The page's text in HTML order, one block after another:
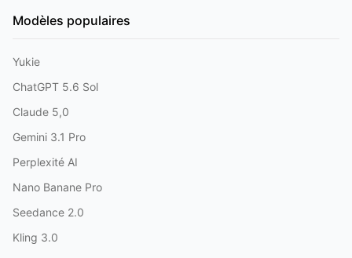
Modèles populaires
Yukie
ChatGPT 5.6 Sol
Claude 5,0
Gemini 3.1 Pro
Perplexité AI
Nano Banane Pro
Seedance 2.0
Kling 3.0